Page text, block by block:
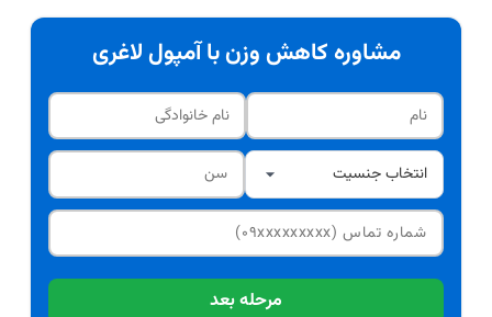
مشاوره کاهش وزن با آمپول لاغری
مرحله بعد